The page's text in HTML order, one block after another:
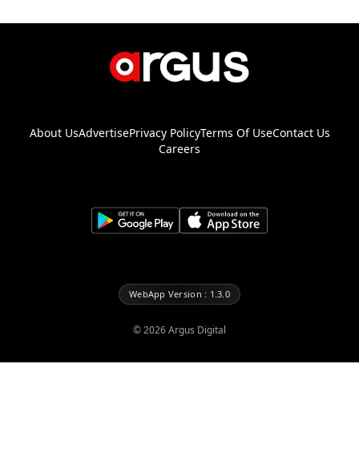
About UsAdvertisePrivacy PolicyTerms Of UseContact Us
Careers
WebApp Version : 1.3.0
©2026Argus Digital